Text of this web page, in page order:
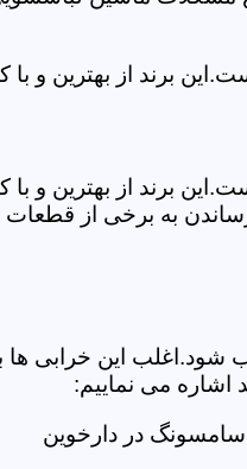
برند از بهترین و
برند از بهترین
به برخی از
این خرابی ها
می نماییم:
در دارخوین